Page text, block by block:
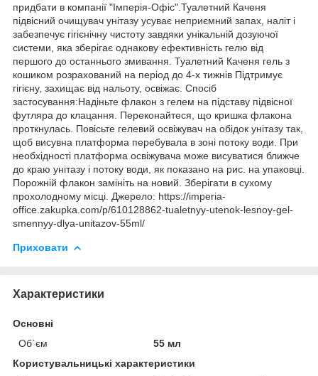
придбати в компанії "Імперія-Офіс".Туалетний Каченя
підвісний очищувач унітазу усуває неприємний запах, наліт і
забезпечує гігієнічну чистоту завдяки унікальній дозуючої
системи, яка зберігає однакову ефективність гелю від
першого до останнього змивання. Туалетний Каченя гель з
кошиком розрахований на період до 4-х тижнів Підтримує
гігієну, захищає від нальоту, освіжає. Спосіб
застосування:Надіньте флакон з гелем на підставу підвісної
футляра до клацання. Переконайтеся, що кришка флакона
проткнулась. Повісьте гелевий освіжувач на обідок унітазу так,
щоб висувна платформа перебувала в зоні потоку води. При
необхідності платформа освіжувача може висуватися ближче
до краю унітазу і потоку води, як показано на рис. на упаковці.
Порожній флакон замініть на новий. Зберігати в сухому
прохолодному місці. Джерело: https://imperia-
office.zakupka.com/p/610128862-tualetnyy-utenok-lesnoy-gel-
smennyy-dlya-unitazov-55ml/
Приховати
Характеристики
Основні
Об`єм
55 мл
Користувальницькі характеристики